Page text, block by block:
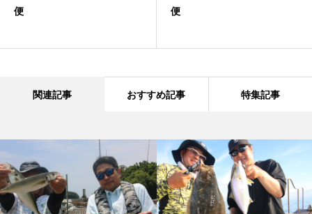
便
便
関連記事 おすすめ記事 特集記事